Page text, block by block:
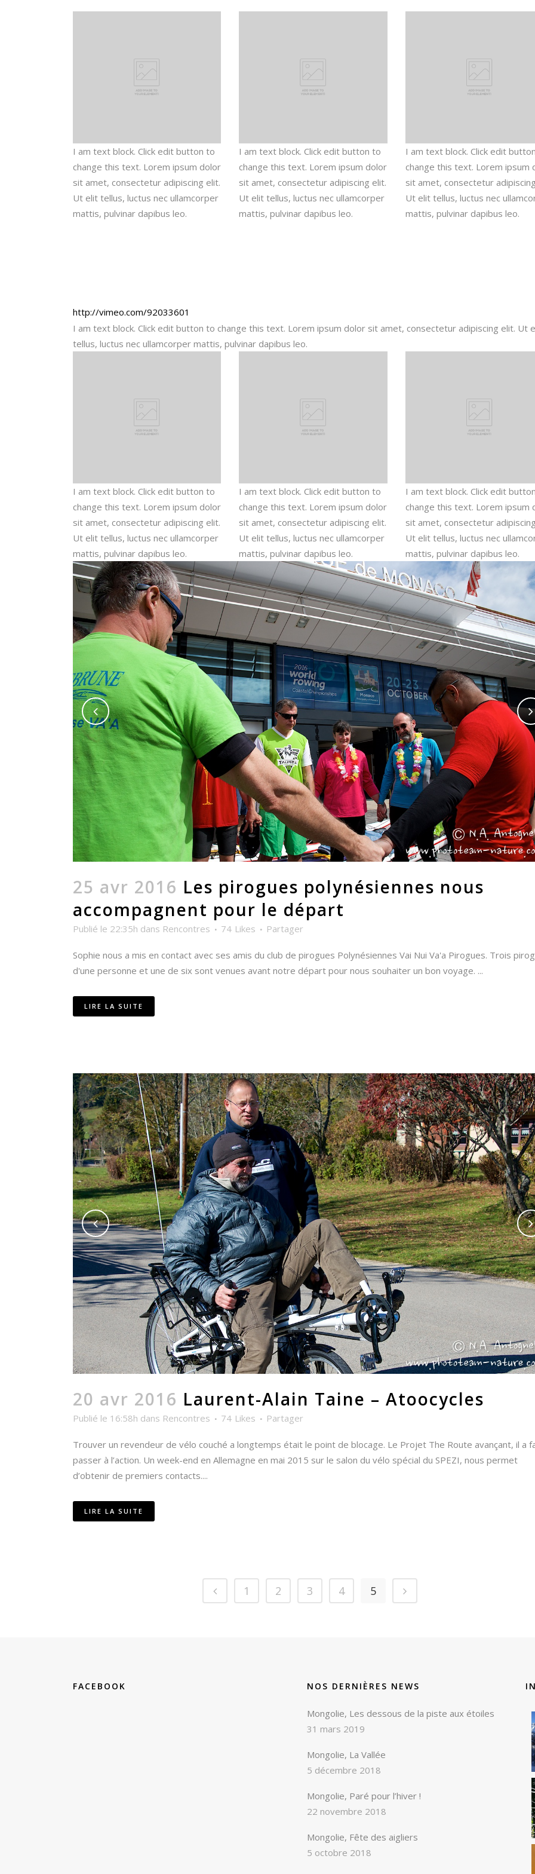
I am text block. Click edit button to
change this text. Lorem ipsum dolor
sit amet, consectetur adipiscing elit.
Ut elit tellus, luctus nec ullamcorper
mattis, pulvinar dapibus leo.
http://vimeo.com/92033601
I am text block. Click edit button to
change this text. Lorem ipsum dolor
sit amet, consectetur adipiscing elit.
Ut elit tellus, luctus nec ullamcorper
mattis, pulvinar dapibus leo.
I am text block. Click edit
change this text. Lorem ipsum
sit amet, consectetur
Ut elit tellus, luctus nec
mattis, pulvinar dapibus leo.
I am text block. Click edit button to change this text. Lorem ipsum dolor sit amet, consectetur adipiscing elit. Ut
tellus, luctus nec ullamcorper mattis, pulvinar dapibus leo.
I am text block. Click edit button to
change this text. Lorem ipsum dolor
sit amet, consectetur adipiscing elit.
Ut elit tellus, luctus nec ullamcorper
mattis, pulvinar dapibus leo.
I am text block. Click edit button to
change this text. Lorem ipsum dolor
sit amet, consectetur adipiscing elit.
Ut elit tellus, luctus nec ullamcorper
mattis, pulvinar dapibus leo.
I am text block. Click edit
change this text. Lorem ipsum
sit amet, consectetur
Ut elit tellus, luctus nec
mattis, pulvinar dapibus leo.
25 avr 2016 Les pirogues polynésiennes nous
accompagnent pour le départ
Publié le 22:35h dans Rencontres 74 Likes Partager
Sophie nous a mis en contact avec ses amis du club de pirogues Polynésiennes Vai Nui Va'a Pirogues. Trois
d'une personne et une de six sont venues avant notre départ pour nous souhaiter un bon voyage. ...
LIRE LA SUITE
20 avr 2016 Laurent-Alain Taine – Atoocycles
Publié le 16:58h dans Rencontres 74 Likes Partager
Trouver un revendeur de vélo couché a longtemps était le point de blocage. Le Projet The Route avançant, il a
passer à l’action. Un week-end en Allemagne en mai 2015 sur le salon du vélo spécial du SPEZI, nous permet
d’obtenir de premiers contacts....
LIRE LA SUITE
1 2 3 4 5
FACEBOOK NOS DERNIÈRES NEWS
Mongolie, Les dessous de la piste aux étoiles
31 mars 2019
Mongolie, La Vallée
5 décembre 2018
Mongolie, Paré pour l’hiver !
22 novembre 2018
Mongolie, Fête des aigliers
5 octobre 2018